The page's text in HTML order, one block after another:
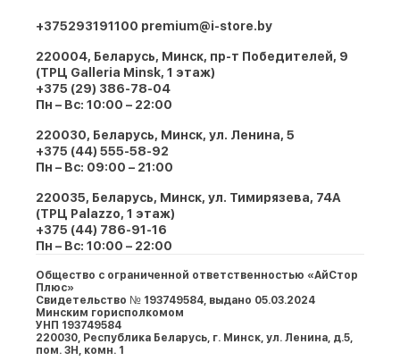
+375293191100 premium@i-store.by
220004, Беларусь, Минск, пр-т Победителей, 9
(ТРЦ Galleria Minsk, 1 этаж)
+375 (29) 386-78-04
Пн – Вс: 10:00 – 22:00
220030, Беларусь, Минск, ул. Ленина, 5
+375 (44) 555-58-92
Пн – Вс: 09:00 – 21:00
220035, Беларусь, Минск, ул. Тимирязева, 74A
(ТРЦ Palazzo, 1 этаж)
+375 (44) 786-91-16
Пн – Вс: 10:00 – 22:00
Общество с ограниченной ответственностью «АйСтор
Плюс»
Свидетельство № 193749584, выдано 05.03.2024
Минским горисполкомом
УНП 193749584
220030, Республика Беларусь, г. Минcк, ул. Ленина, д.5,
пом. 3Н, комн. 1